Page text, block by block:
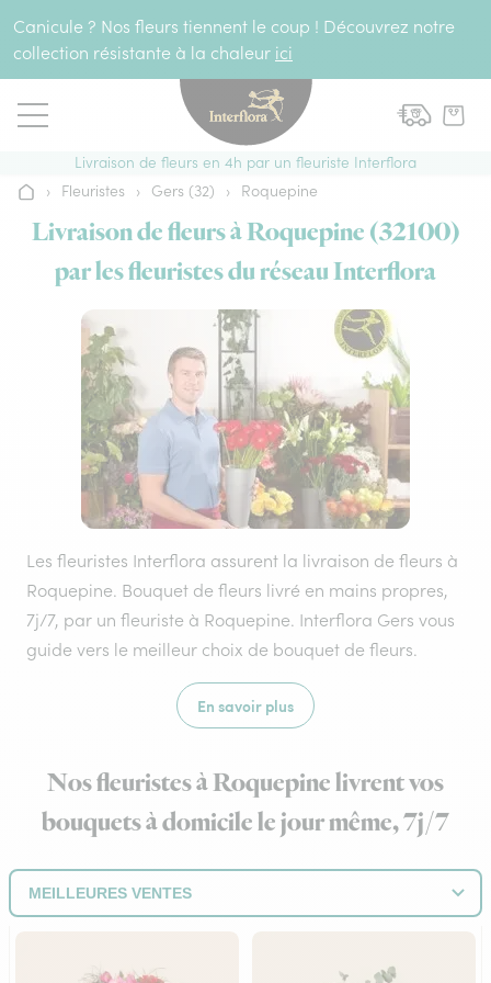
Canicule ? Nos fleurs tiennent le coup ! Découvrez notre
collection résistante à la chaleur ici
Livraison de fleurs en 4h par un fleuriste Interflora
Accueil
› Fleuristes › Gers (32) › Roquepine
Livraison de fleurs à Roquepine (32100)
par les fleuristes du réseau Interflora
Les fleuristes Interflora assurent la livraison de fleurs à
Roquepine. Bouquet de fleurs livré en mains propres,
7j/7, par un fleuriste à Roquepine. Interflora Gers vous
guide vers le meilleur choix de bouquet de fleurs.
En savoir plus
Nos fleuristes à Roquepine livrent vos
bouquets à domicile le jour même, 7j/7